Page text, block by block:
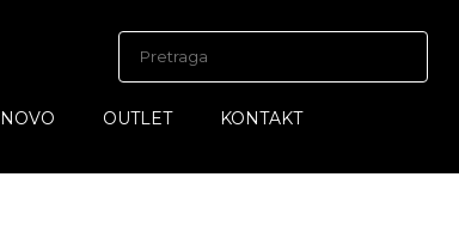
NOVO OUTLET KONTAKT